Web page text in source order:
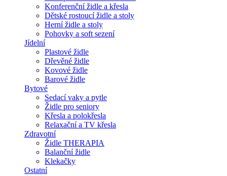
Konferenční židle a křesla
Dětské rostoucí židle a stoly
Herní židle a stoly
Pohovky a soft sezení
Jídelní
Plastové židle
Dřevěné židle
Kovové židle
Barové židle
Bytové
Sedací vaky a pytle
Židle pro seniory
Křesla a polokřesla
Relaxační a TV křesla
Zdravotní
Židle THERAPIA
Balanční židle
Klekačky
Ostatní